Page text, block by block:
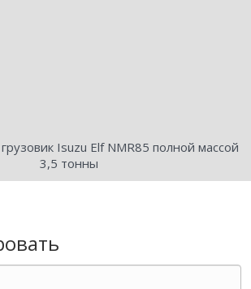
Isuzu Elf NMR85 полной массой
3,5 тонны